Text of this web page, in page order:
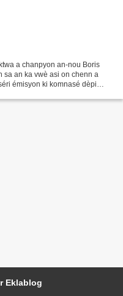
a chanpyon an-nou Boris
sa an ka vwè asi on chenn a
émisyon ki komnasé dèpi
Eklablog